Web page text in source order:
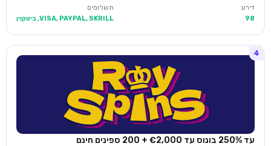
דירוג
98
תשלומים
VISA, PAYPAL, SKRILL, ביטקוין
4
עד 250% בונוס עד €2,000 + 200 ספינים חינם